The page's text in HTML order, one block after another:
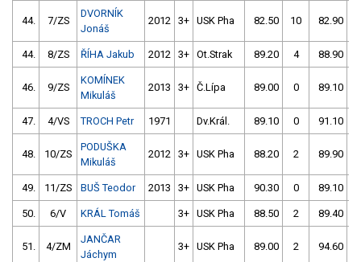
44. 7/ZS
DVORNÍK
Jonáš
2012 3+ USK Pha 82.50 10 82.90
44. 8/ZS ŘÍHA Jakub 2012 3+ Ot.Strak 89.20 4 88.90
46. 9/ZS
KOMÍNEK
Mikuláš
2013 3+ Č.Lípa 89.00 0 89.10
47. 4/VS TROCH Petr 1971 Dv.Král. 89.10 0 91.10
48. 10/ZS
PODUŠKA
Mikuláš
2012 3+ USK Pha 88.20 2 89.90
49. 11/ZS BUŠ Teodor 2013 3+ USK Pha 90.30 0 89.10
50. 6/V KRÁL Tomáš 3+ USK Pha 88.50 2 89.40
51. 4/ZM
JANČAR
Jáchym
3+ USK Pha 89.00 2 94.60